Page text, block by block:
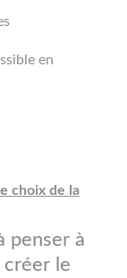
en
choix de la
penser à
le